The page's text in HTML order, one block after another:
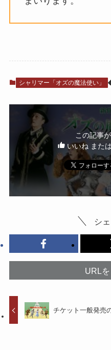
シャリマー「オズの魔法使い」
この記事
いいね また
シ
URL
チケット一般発売